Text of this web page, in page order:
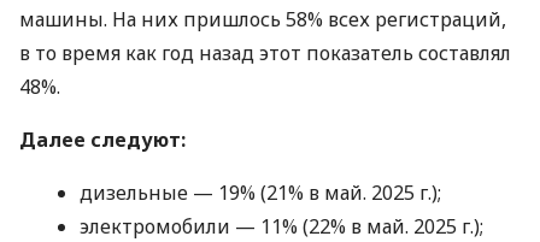
машины. На них пришлось 58% всех регистраций,
в то время как год назад этот показатель составлял
48%.
Далее следуют:
дизельные — 19% (21% в май. 2025 г.);
электромобили — 11% (22% в май. 2025 г.);